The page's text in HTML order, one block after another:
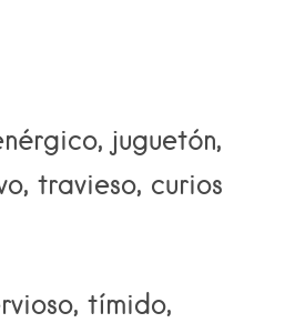
juguetón,
travieso, curios
tímido,